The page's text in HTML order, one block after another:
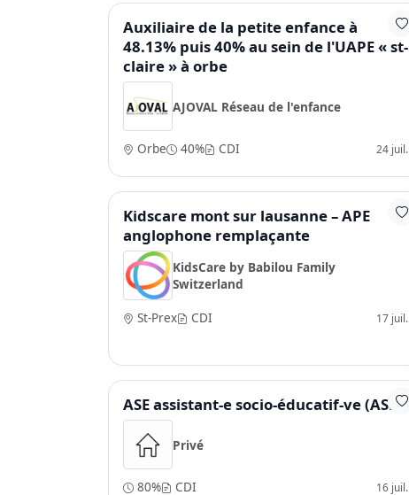
Auxiliaire de la petite enfance à
48.13% puis 40% au sein de l'UAPE « st-
claire » à orbe
AJOVAL Réseau de l'enfance
Orbe 40% CDI 24 juil.
Kidscare mont sur lausanne – APE
anglophone remplaçante
KidsCare by Babilou Family
Switzerland
St-Prex
CDI 17 juil.
ASE assistant-e socio-éducatif-ve (ASE)
Privé
80% CDI 16 juil.